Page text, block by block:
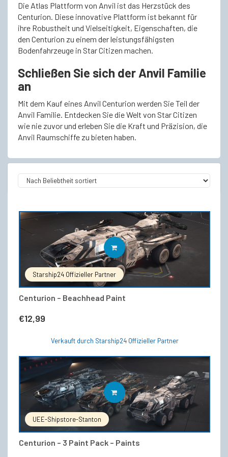
Die Atlas Plattform von Anvil ist das Herzstück des
Centurion. Diese innovative Plattform ist bekannt für
ihre Robustheit und Vielseitigkeit, Eigenschaften, die
den Centurion zu einem der leistungsfähigsten
Bodenfahrzeuge in Star Citizen machen.
Schließen Sie sich der Anvil Familie
an
Mit dem Kauf eines Anvil Centurion werden Sie Teil der
Anvil Familie. Entdecken Sie die Welt von Star Citizen
wie nie zuvor und erleben Sie die Kraft und Präzision, die
Anvil Raumschiffe zu bieten haben.
Starship24 Offizieller Partner
Centurion – Beachhead Paint
€12,99
IN DEN WARENKORB
Verkauft durch Starship24 Offizieller Partner
UEE-Shipstore-Stanton
Centurion – 3 Paint Pack – Paints
IN DEN WARENKORB